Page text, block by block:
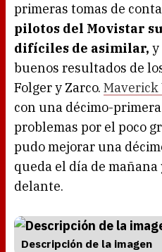
primeras tomas de
pilotos del Movistar
difíciles de asimilar, y
buenos resultados de
Folger y Zarco. Maverick
con una décimo-
problemas por el poco
pudo mejorar una
queda el día de
delante.
Descripción de la imagen